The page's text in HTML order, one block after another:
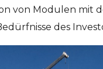
von Modulen mit
des